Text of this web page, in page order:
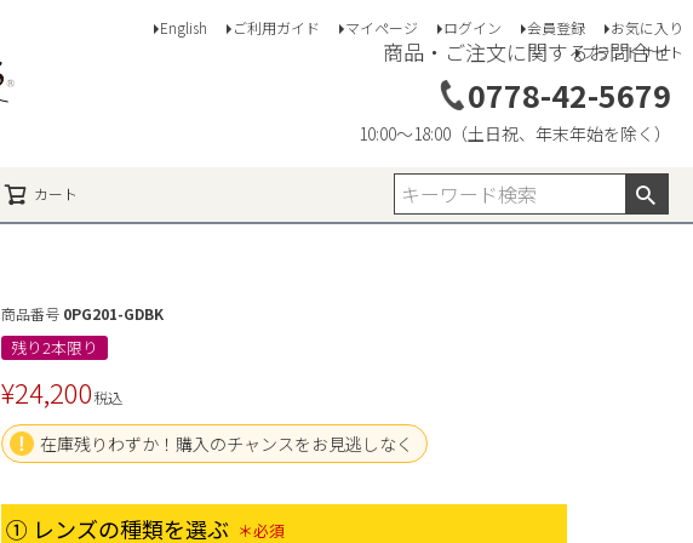
English ご利用ガイド マイページ ログイン 会員登録
お気に入り
ブランドサイト
商品・ご注文に関するお問合せ
0778-42-5679
10:00〜18:00（土日祝、年末年始を除く）
カート
検索
商品番号 0PG201-GDBK
残り2本限り
¥24,200税込
在庫残りわずか！購入のチャンスをお見逃しなく
① レンズの種類を選ぶ